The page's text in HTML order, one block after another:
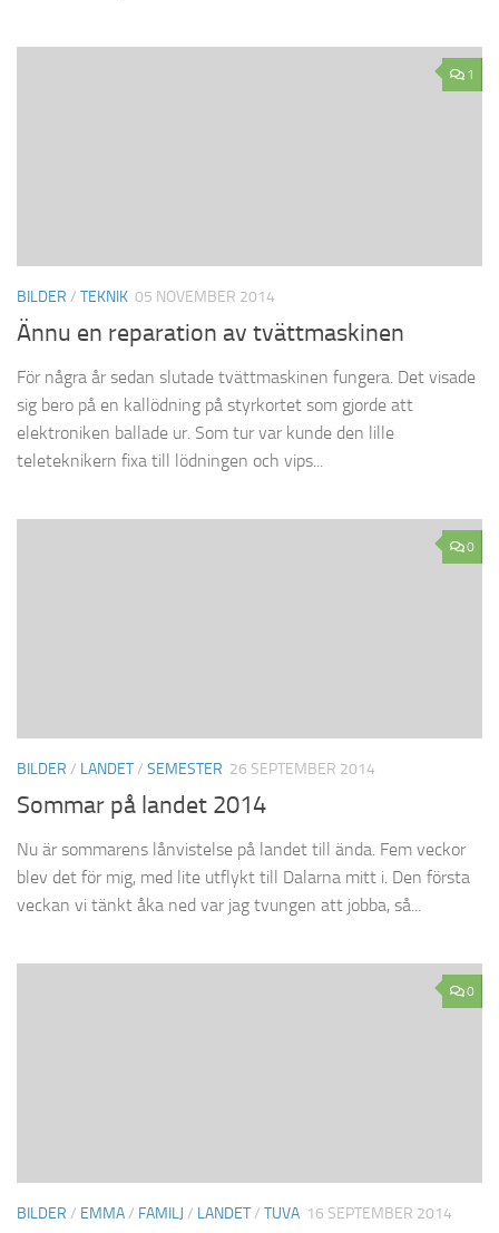
1
BILDER / TEKNIK 05 NOVEMBER 2014
Ännu en reparation av tvättmaskinen
För några år sedan slutade tvättmaskinen fungera. Det visade
sig bero på en kallödning på styrkortet som gjorde att
elektroniken ballade ur. Som tur var kunde den lille
teleteknikern fixa till lödningen och vips...
0
BILDER / LANDET/ SEMESTER 26 SEPTEMBER 2014
Sommar på landet 2014
Nu är sommarens lånvistelse på landet till ända. Fem veckor
blev det för mig, med lite utflykt till Dalarna mitt i. Den första
veckan vi tänkt åka ned var jag tvungen att jobba, så...
0
BILDER / EMMA/ FAMILJ / LANDET/ TUVA 16 SEPTEMBER 2014